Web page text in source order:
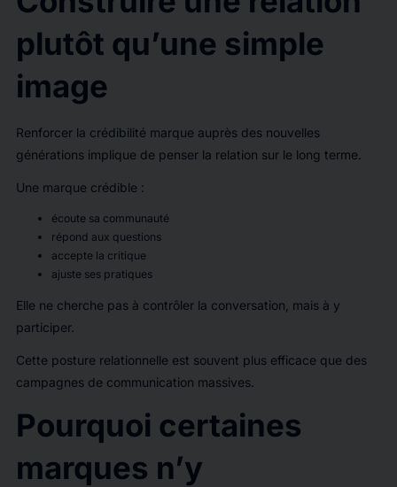
plutôt qu’une simple
image
Renforcer la crédibilité marque auprès des nouvelles
générations implique de penser la relation sur le long terme.
Une marque crédible :
écoute sa communauté
répond aux questions
accepte la critique
ajuste ses pratiques
Elle ne cherche pas à contrôler la conversation, mais à y
participer.
Cette posture relationnelle est souvent plus efficace que des
campagnes de communication massives.
Pourquoi certaines
marques n’y